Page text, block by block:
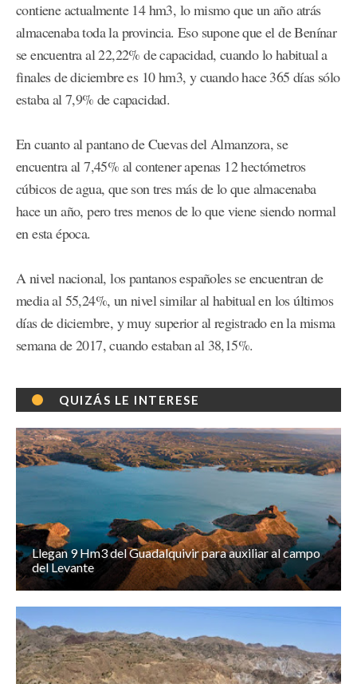
contiene actualmente 14 hm3, lo mismo que un año atrás
almacenaba toda la provincia. Eso supone que el de Benínar
se encuentra al 22,22% de capacidad, cuando lo habitual a
finales de diciembre es 10 hm3, y cuando hace 365 días sólo
estaba al 7,9% de capacidad.
En cuanto al pantano de Cuevas del Almanzora, se
encuentra al 7,45% al contener apenas 12 hectómetros
cúbicos de agua, que son tres más de lo que almacenaba
hace un año, pero tres menos de lo que viene siendo normal
en esta época.
A nivel nacional, los pantanos españoles se encuentran de
media al 55,24%, un nivel similar al habitual en los últimos
días de diciembre, y muy superior al registrado en la misma
semana de 2017, cuando estaban al 38,15%.
QUIZÁS LE INTERESE
Llegan 9 Hm3 del Guadalquivir para auxiliar al campo
del Levante